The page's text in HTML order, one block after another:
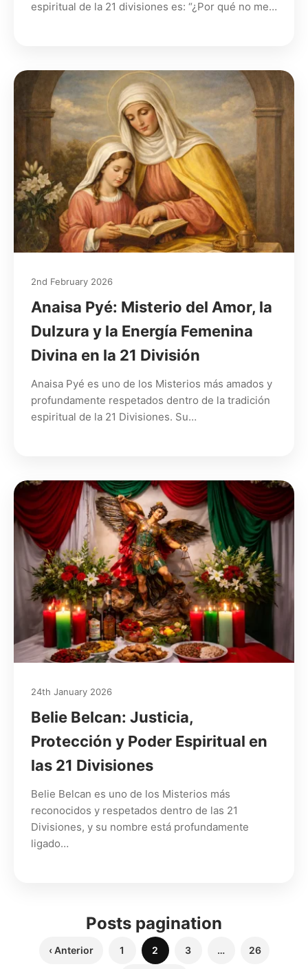
espiritual de la 21 divisiones es: “¿Por qué no me…
2nd February 2026
Anaisa Pyé: Misterio del Amor, la
Dulzura y la Energía Femenina
Divina en la 21 División
Anaisa Pyé es uno de los Misterios más amados y
profundamente respetados dentro de la tradición
espiritual de la 21 Divisiones. Su…
24th January 2026
Belie Belcan: Justicia,
Protección y Poder Espiritual en
las 21 Divisiones
Belie Belcan es uno de los Misterios más
reconocidos y respetados dentro de las 21
Divisiones, y su nombre está profundamente
ligado…
Posts pagination
‹ Anterior 1 2 3 … 26